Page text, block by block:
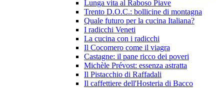
Lunga vita al Raboso Piave
Trento D.O.C.: bollicine di montagna
Quale futuro per la cucina Italiana?
I radicchi Veneti
La cucina con i radicchi
Il Cocomero come il viagra
Castagne: il pane ricco dei poveri
Michèle Prévost: essenza astratta
Il Pistacchio di Raffadali
Il caffettiere dell'Hosteria di Bacco